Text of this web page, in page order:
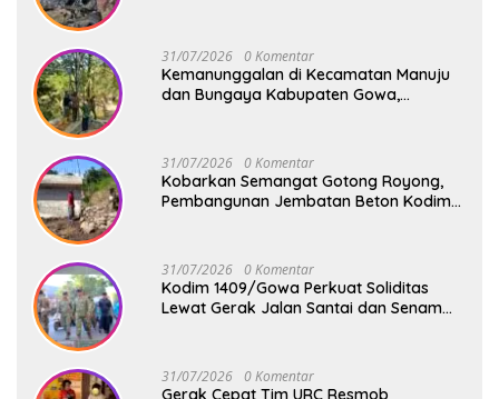
31/07/2026 0 Komentar
Kemanunggalan di Kecamatan Manuju
dan Bungaya Kabupaten Gowa,
31/07/2026 0 Komentar
Kobarkan Semangat Gotong Royong,
Pembangunan Jembatan Beton Kodim
31/07/2026 0 Komentar
Kodim 1409/Gowa Perkuat Soliditas
Lewat Gerak Jalan Santai dan Senam
31/07/2026 0 Komentar